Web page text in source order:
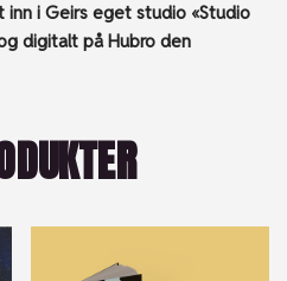
inn i Geirs eget studio «Studio
digitalt på Hubro den